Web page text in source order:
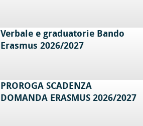
Verbale e graduatorie Bando
Erasmus 2026/2027
PROROGA SCADENZA
DOMANDA ERASMUS 2026/2027